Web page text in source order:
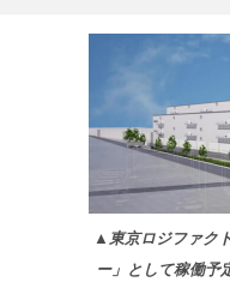
▲東京ロジファク
ー」として稼働予